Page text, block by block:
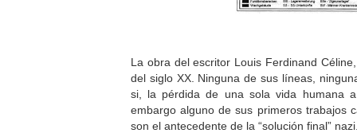
La obra del escritor Louis Ferdinand
del siglo XX. Ninguna de sus líneas,
si, la pérdida de una sola vida humana
embargo alguno de sus primeros trabajos
son el antecedente de la “solución final”